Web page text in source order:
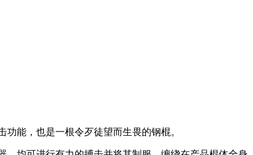
能，也是一根令歹徒望而生畏的钢棍。